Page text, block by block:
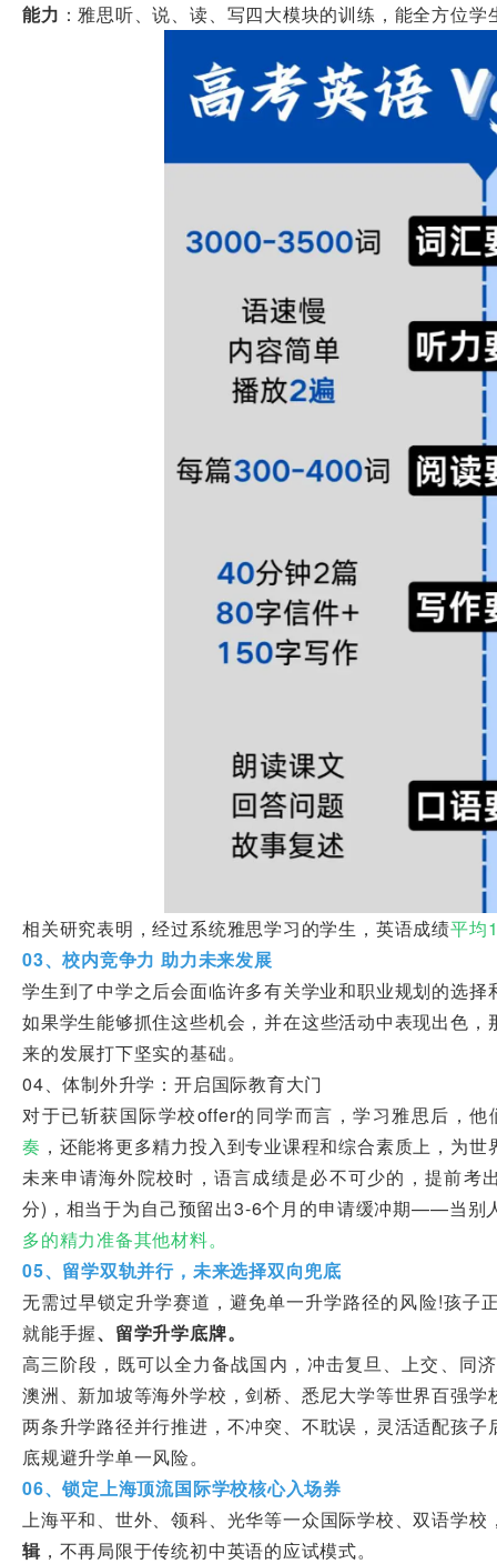
能力 ：雅思听、说、读、写四大模块的训练，能全方位学
相关研究表明，经过系统雅思学习的学生，英语成绩平均
03、校内竞争力 助力未来发展
学生到了中学之后会面临许多有关学业和职业规划的选择
如果学生能够抓住这些机会，并在这些活动中表现出色
来的发展打下坚实的基础。
04、体制外升学：开启国际教育大门
对于已斩获国际学校offer的同学而言，学习雅思后，他
奏 ，还能将更多精力投入到专业课程和综合素质上，为
未来申请海外院校时，语言成绩是必不可少的，提前
分)，相当于为自己预留出3-6个月的申请缓冲期——当别
多的精力准备其他材料。
05、留学双轨并行，未来选择双向兜底
无需过早锁定升学赛道，避免单一升学路径的风险!孩子
就能手握、留学升学底牌。
高三阶段，既可以全力备战国内，冲击复旦、上交、同
澳洲、新加坡等海外学校，剑桥、悉尼大学等世界百强学
两条升学路径并行推进，不冲突、不耽误，灵活适配孩
底规避升学单一风险。
06、锁定上海顶流国际学校核心入场券
上海平和、世外、领科、光华等一众国际学校、双语学校
辑，不再局限于传统初中英语的应试模式。